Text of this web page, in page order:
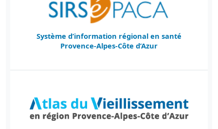
Système d’information régional en santé
Provence-Alpes-Côte d’Azur